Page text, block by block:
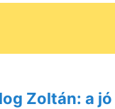
Zoltán: a